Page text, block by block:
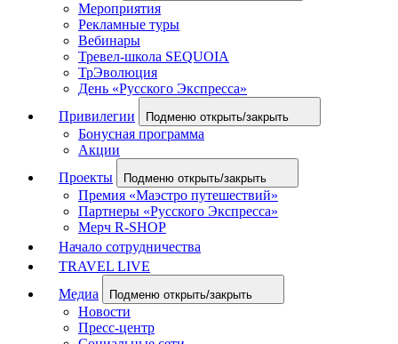
Мероприятия
Рекламные туры
Вебинары
Тревел-школа SEQUOIA
ТрЭволюция
День «Русского Экспресса»
Привилегии
Подменю открыть/закрыть
Бонусная программа
Акции
Проекты
Подменю открыть/закрыть
Премия «Маэстро путешествий»
Партнеры «Русского Экспресса»
Мерч R-SHOP
Начало сотрудничества
TRAVEL LIVE
Медиа
Подменю открыть/закрыть
Новости
Пресс-центр